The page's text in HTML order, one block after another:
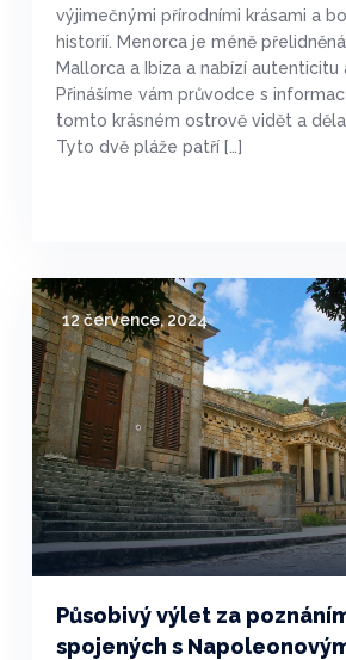
výjimečnými přírodními krásami a
historií. Menorca je méně
Mallorca a Ibiza a nabízí autenticitu
Přinášíme vám průvodce s
tomto krásném ostrově vidět a
Tyto dvě pláže patří […]
12 července, 2024
Působivý výlet za
spojených s